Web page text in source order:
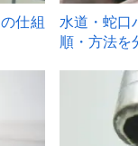
仕組
水道・蛇口
順・方法を